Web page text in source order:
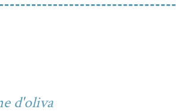
d'oliva